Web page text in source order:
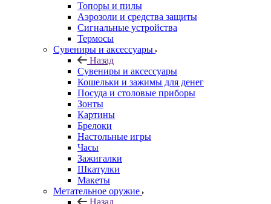
Топоры и пилы
Аэрозоли и средства защиты
Сигнальные устройства
Термосы
Сувениры и аксессуары
Назад
Сувениры и аксессуары
Кошельки и зажимы для денег
Посуда и столовые приборы
Зонты
Картины
Брелоки
Настольные игры
Часы
Зажигалки
Шкатулки
Макеты
Метательное оружие
Назад